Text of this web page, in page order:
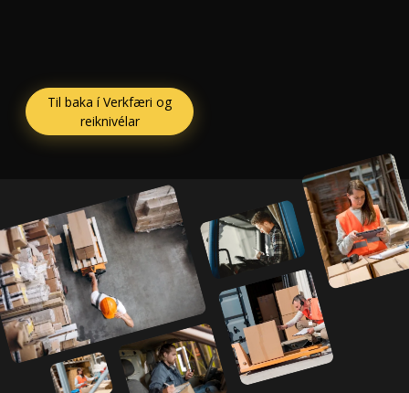
Til baka í Verkfæri og
reiknivélar